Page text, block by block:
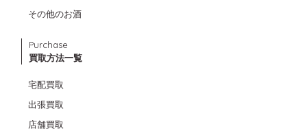
その他のお酒
Purchase
買取方法一覧
宅配買取
出張買取
店舗買取